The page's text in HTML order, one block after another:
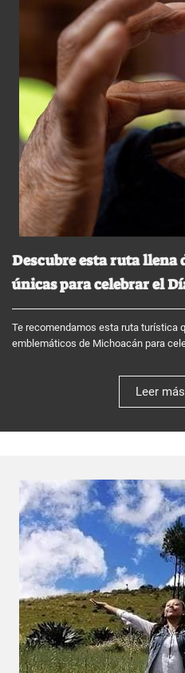
Descubre esta ruta llena
únicas para celebrar el
Te recomendamos esta ruta turística
emblemáticos de Michoacán para
Leer más